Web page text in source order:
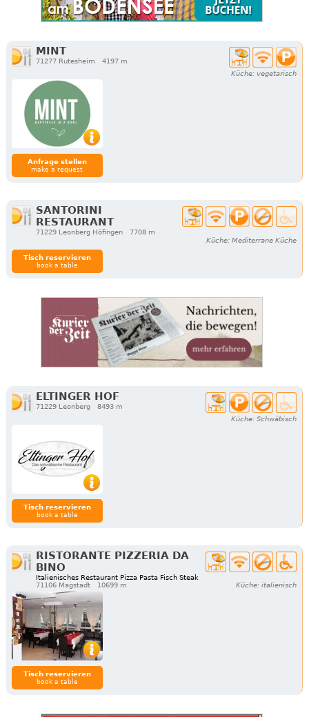
MINT
71277 Rutesheim
4197 m
Küche: vegetarisch
Anfrage stellen
make a request
SANTORINI
RESTAURANT
71229 Leonberg Höfingen
7708 m
Küche: Mediterrane Küche
Tisch reservieren
book a table
ELTINGER HOF
71229 Leonberg
8493 m
Küche: Schwäbisch
Tisch reservieren
book a table
RISTORANTE PIZZERIA DA
BINO
Italienisches Restaurant Pizza Pasta Fisch Steak
71106 Magstadt
10699 m Küche: italienisch
Tisch reservieren
book a table